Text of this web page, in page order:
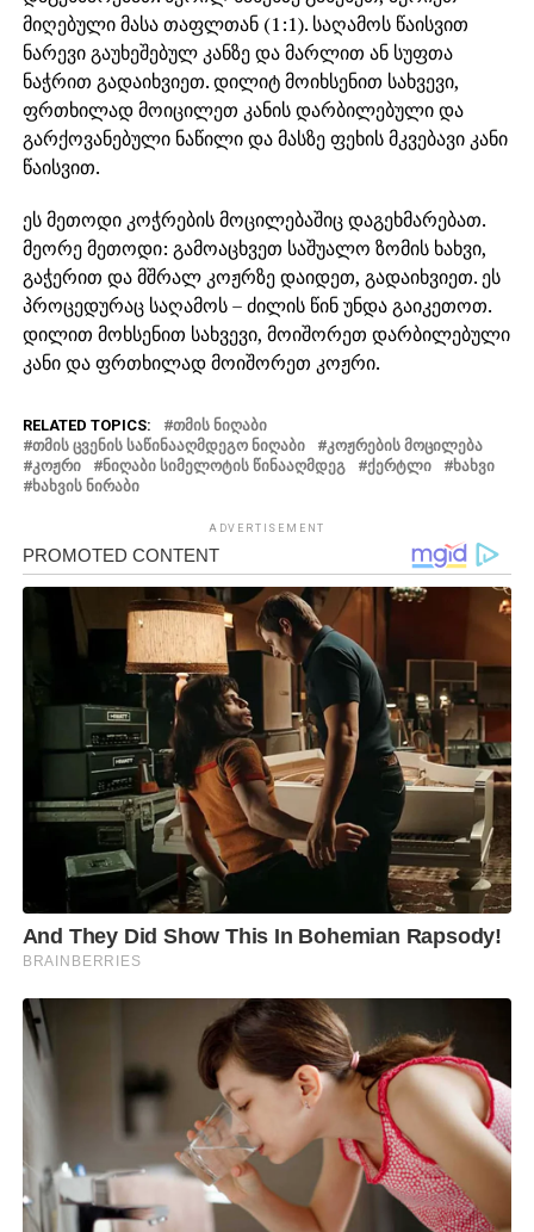
მიღებული მასა თაფლთან (1:1). საღამოს წაისვით
ნარევი გაუხეშებულ კანზე და მარლით ან სუფთა
ნაჭრით გადაიხვიეთ. დილიტ მოიხსენით სახვევი,
ფრთხილად მოიცილეთ კანის დარბილებული და
გარქოვანებული ნაწილი და მასზე ფეხის მკვებავი კანი
წაისვით.
ეს მეთოდი კოჭრების მოცილებაშიც დაგეხმარებათ.
მეორე მეთოდი: გამოაცხვეთ საშუალო ზომის ხახვი,
გაჭერით და მშრალ კოჟრზე დაიდეთ, გადაიხვიეთ. ეს
პროცედურაც საღამოს – ძილის წინ უნდა გაიკეთოთ.
დილით მოხსენით სახვევი, მოიშორეთ დარბილებული
კანი და ფრთხილად მოიშორეთ კოჟრი.
RELATED TOPICS:
ᲗᲛᲘᲡ ᲜᲘᲦᲐᲑᲘ
ᲗᲛᲘᲡ ᲪᲕᲔᲜᲘᲡ ᲡᲐᲬᲘᲜᲐᲐᲦᲛᲓᲔᲒᲝ ᲜᲘᲦᲐᲑᲘ
ᲙᲝᲟᲠᲔᲑᲘᲡ ᲛᲝᲪᲘᲚᲔᲑᲐ
ᲙᲝᲟᲠᲘ
ᲜᲘᲦᲐᲑᲘ ᲡᲘᲛᲔᲚᲝᲢᲘᲡ ᲬᲘᲜᲐᲐᲦᲛᲓᲔᲒ ᲥᲔᲠᲢᲚᲘ
ᲮᲐᲮᲕᲘ
ᲮᲐᲮᲕᲘᲡ ᲜᲘᲠᲐᲑᲘ
ADVERTISEMENT